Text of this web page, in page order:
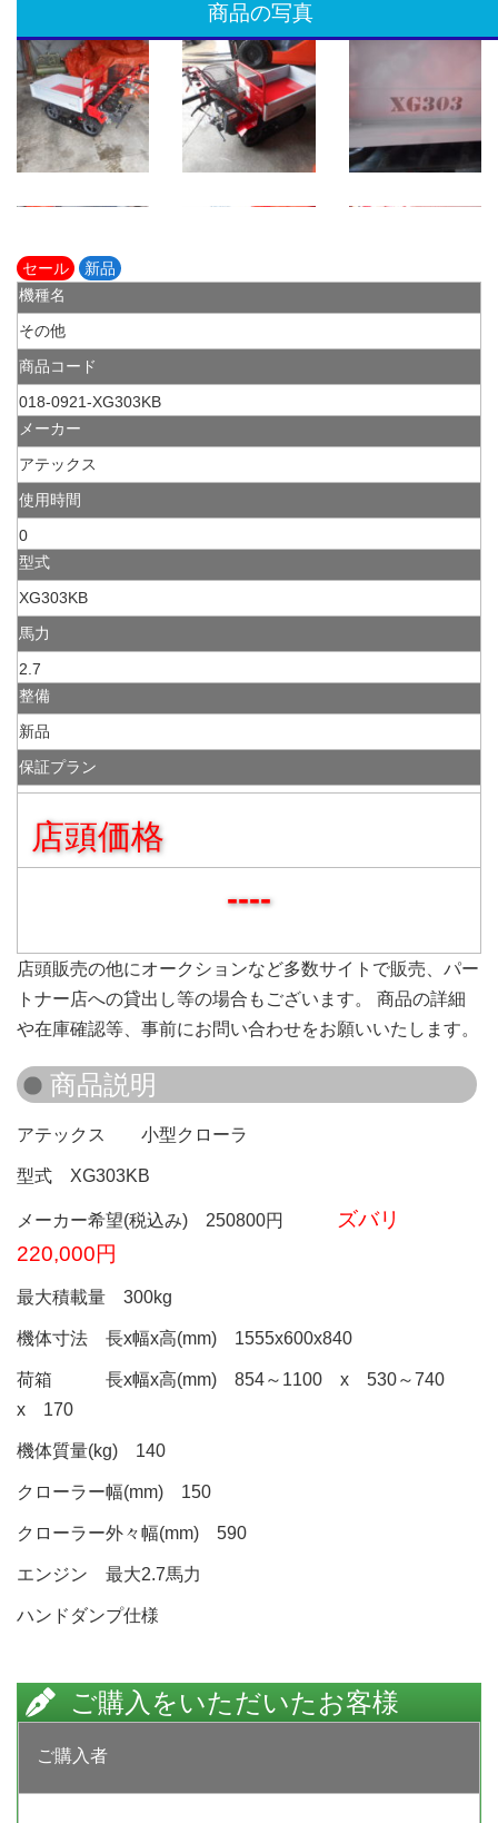
商品の写真
セール
新品
機種名
その他
商品コード
018-0921-XG303KB
メーカー
アテックス
使用時間
0
型式
XG303KB
馬力
2.7
整備
新品
保証プラン
店頭価格
----
店頭販売の他にオークションなど多数サイトで販売、パー
トナー店への貸出し等の場合もございます。 商品の詳細
や在庫確認等、事前にお問い合わせをお願いいたします。
アテックス 小型クローラ
型式 XG303KB
メーカー希望(税込み) 250800円
ズバリ
220,000円
最大積載量 300kg
機体寸法 長x幅x高(mm) 1555x600x840
荷箱 長x幅x高(mm) 854～1100 x 530～740
x 170
機体質量(kg) 140
クローラー幅(mm) 150
クローラー外々幅(mm) 590
エンジン 最大2.7馬力
ハンドダンプ仕様
ご購入をいただいたお客様
ご購入者